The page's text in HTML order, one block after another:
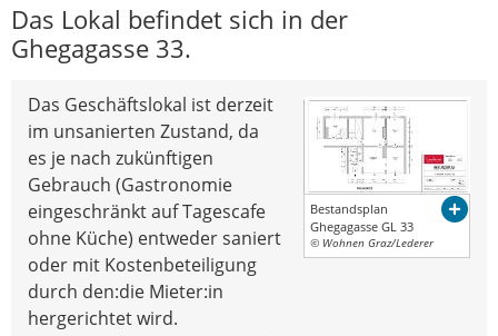
Das Lokal befindet sich in der
Ghegagasse 33.
Bestandsplan
Ghegagasse GL 33
© Wohnen Graz/Lederer
Das Geschäftslokal ist derzeit
im unsanierten Zustand, da
es je nach zukünftigen
Gebrauch (Gastronomie
eingeschränkt auf Tagescafe
ohne Küche) entweder saniert
oder mit Kostenbeteiligung
durch den:die Mieter:in
hergerichtet wird.